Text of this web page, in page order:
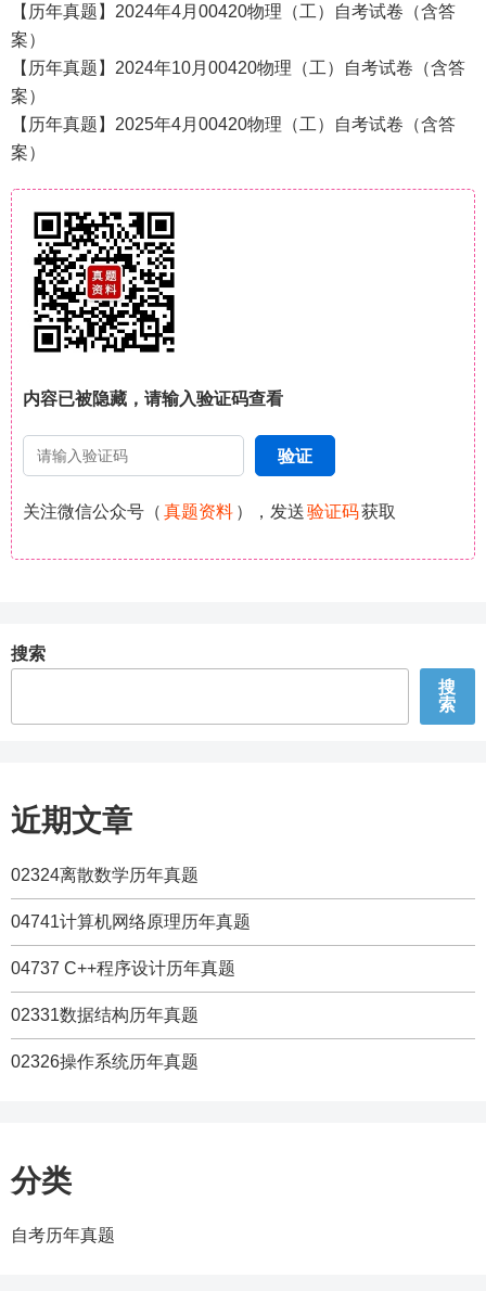
【历年真题】2024年4月00420物理（工）自考试卷（含答
案）
【历年真题】2024年10月00420物理（工）自考试卷（含答
案）
【历年真题】2025年4月00420物理（工）自考试卷（含答
案）
内容已被隐藏，请输入验证码查看
关注微信公众号（ 真题资料 ），发送验证码获取
搜索
搜
索
近期文章
02324离散数学历年真题
04741计算机网络原理历年真题
04737 C++程序设计历年真题
02331数据结构历年真题
02326操作系统历年真题
分类
自考历年真题